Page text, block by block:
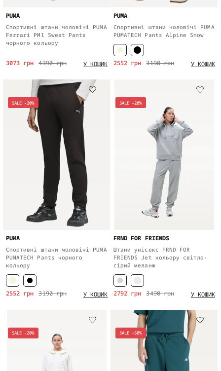
PUMA
Спортивні штани чоловічі PUMA
Ferrari PM1 Sweat Pants
чорного кольору
4390 грн
3073 грн У КОШИК
PUMA
Спортивні штани чоловічі PUMA
PUMATECH Pants Alpine Snow
3190 грн
2552 грн У КОШИК
SALE -20%
PUMA
Спортивні штани чоловічі PUMA
PUMATECH Pants чорного
кольору
3190 грн
2552 грн У КОШИК
SALE -20%
FRND FOR FRIENDS
Штани унісекс FRND FOR
FRIENDS Jet кольору світло-
сірий меланж
3490 грн
2792 грн У КОШИК
SALE -20% SALE -50%